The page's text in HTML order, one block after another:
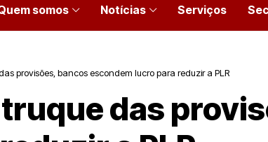
somos Notícias Serviços
provisões, bancos escondem lucro para reduzir a PLR
das